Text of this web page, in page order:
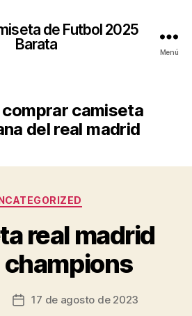
de Futbol 2025
Barata
Menú
comprar camiseta
del real madrid
Categorías
real madrid
Fecha17 de agosto de 2023